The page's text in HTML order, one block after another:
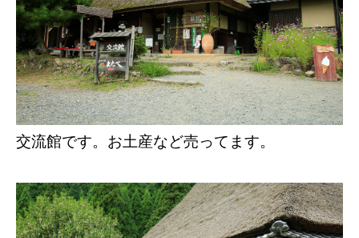
交流館です。お土産など売ってます。